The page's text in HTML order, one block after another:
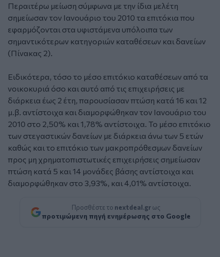
Περαιτέρω μείωση σύμφωνα με την ίδια μελέτη
σημείωσαν τον Ιανουάριο του 2010 τα επιτόκια που
εφαρμόζονται στα υφιστάμενα υπόλοιπα των
σημαντικότερων κατηγοριών καταθέσεων και δανείων
(Πίνακας 2).
Ειδικότερα, τόσο το μέσο επιτόκιο καταθέσεων από τα
νοικοκυριά όσο και αυτό από τις επιχειρήσεις με
διάρκεια έως 2 έτη, παρουσίασαν πτώση κατά 16 και 12
μ.β. αντίστοιχα και διαμορφώθηκαν τον Ιανουάριο του
2010 στο 2,50% και 1,78% αντίστοιχα. Το μέσο επιτόκιο
των στεγαστικών δανείων με διάρκεια άνω των 5 ετών
καθώς και το επιτόκιο των μακροπρόθεσμων δανείων
προς μη χρηματοπιστωτικές επιχειρήσεις σημείωσαν
πτώση κατά 5 και 14 μονάδες βάσης αντίστοιχα και
διαμορφώθηκαν στο 3,93%, και 4,01% αντίστοιχα.
Προσθέστε το nextdeal.gr ως
προτιμώμενη πηγή ενημέρωσης στο Google